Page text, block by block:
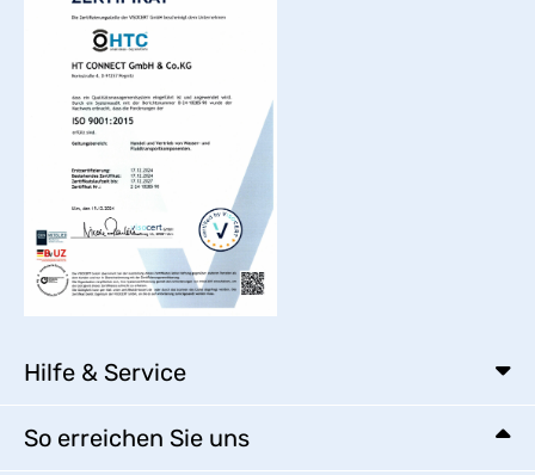
Hilfe & Service
So erreichen Sie uns